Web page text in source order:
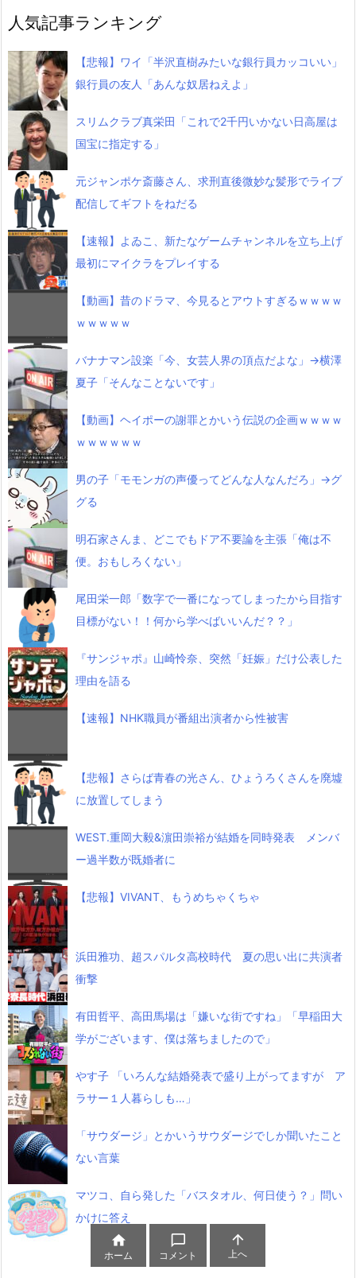
人気記事ランキング
【悲報】ワイ「半沢直樹みたいな銀行員カッコいい」
銀行員の友人「あんな奴居ねえよ」
スリムクラブ真栄田「これで2千円いかない日高屋は
国宝に指定する」
元ジャンポケ斎藤さん、求刑直後微妙な髪形でライブ
配信してギフトをねだる
【速報】よゐこ、新たなゲームチャンネルを立ち上げ
最初にマイクラをプレイする
【動画】昔のドラマ、今見るとアウトすぎるｗｗｗｗ
ｗｗｗｗｗ
バナナマン設楽「今、女芸人界の頂点だよな」→横澤
夏子「そんなことないです」
【動画】ヘイポーの謝罪とかいう伝説の企画ｗｗｗｗ
ｗｗｗｗｗｗ
男の子「モモンガの声優ってどんな人なんだろ」→グ
グる
明石家さんま、どこでもドア不要論を主張「俺は不
便。おもしろくない」
尾田栄一郎「数字で一番になってしまったから目指す
目標がない！！何から学べばいいんだ？？」
『サンジャポ』山崎怜奈、突然「妊娠」だけ公表した
理由を語る
【速報】NHK職員が番組出演者から性被害
【悲報】さらば青春の光さん、ひょうろくさんを廃墟
に放置してしまう
WEST.重岡大毅&濵田崇裕が結婚を同時発表 メンバ
ー過半数が既婚者に
【悲報】VIVANT、もうめちゃくちゃ
浜田雅功、超スパルタ高校時代 夏の思い出に共演者
衝撃
有田哲平、高田馬場は「嫌いな街ですね」「早稲田大
学がございます、僕は落ちましたので」
やす子 「いろんな結婚発表で盛り上がってますが ア
ラサー１人暮らしも…」
「サウダージ」とかいうサウダージでしか聞いたこと
ない言葉
マツコ、自ら発した「バスタオル、何日使う？」問い
かけに答え

ホーム

コメント

上へ